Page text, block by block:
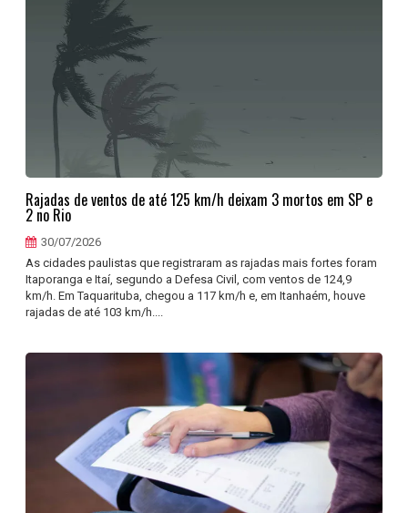
Rajadas de ventos de até 125 km/h deixam 3 mortos em SP e
2 no Rio
30/07/2026
As cidades paulistas que registraram as rajadas mais fortes foram
Itaporanga e Itaí, segundo a Defesa Civil, com ventos de 124,9
km/h. Em Taquarituba, chegou a 117 km/h e, em Itanhaém, houve
rajadas de até 103 km/h....